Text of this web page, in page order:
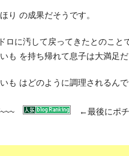
り の成果だそうです。
ロに汚して戻ってきたとのこ
も を持ち帰れて息子は大満足
も はどのように調理されるんで
~~~ ←最後にポ